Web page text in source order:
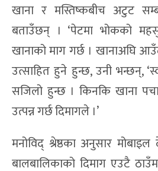
खाना र मस्तिष्कबीच अटुट
बताउँछन् । ‘पेटमा भोकको
खानाको माग गर्छ । खानाअघि
उत्साहित हुने हुन्छ, उनी भन्छन्,
सजिलो हुन्छ । किनकि खाना
उत्पन्न गर्छ दिमागले ।’
मनोविद् श्रेष्ठका अनुसार
बालबालिकाको दिमाग एउटै